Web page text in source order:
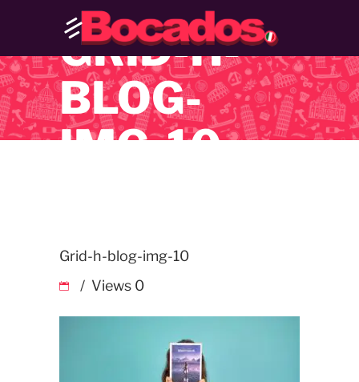
GRID-H-
BLOG-
IMG-10
Grid-h-blog-img-10
Views 0